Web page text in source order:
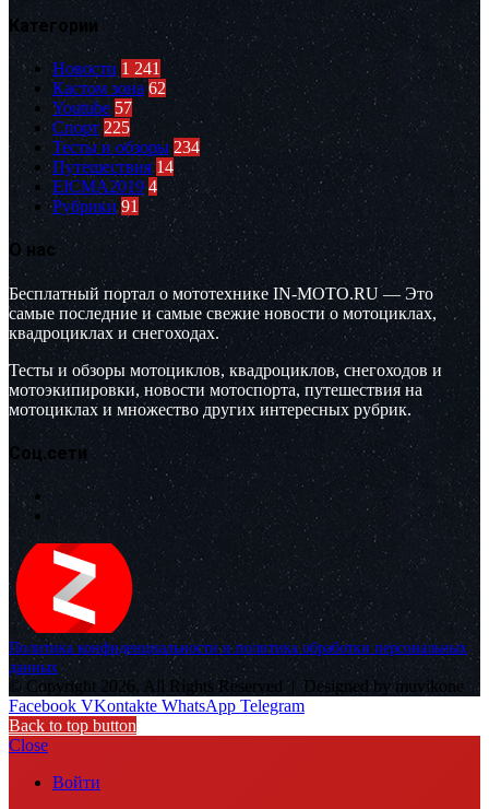
Категории
Новости 1 241
Кастом зона 62
Youtube 57
Спорт 225
Тесты и обзоры 234
Путешествия 14
EICMA2019 4
Рубрики 91
О нас
Бесплатный портал о мототехнике IN-MOTO.RU — Это
самые последние и самые свежие новости о мотоциклах,
квадроциклах и снегоходах.
Тесты и обзоры мотоциклов, квадроциклов, снегоходов и
мотоэкипировки, новости мотоспорта, путешествия на
мотоциклах и множество других интересных рубрик.
Соц.сети
Политика конфиденциальности и политика обработки персональных
данных
© Copyright 2026, All Rights Reserved | Designed by muvikone
Facebook VKontakte WhatsApp Telegram
Back to top button
Close
Войти